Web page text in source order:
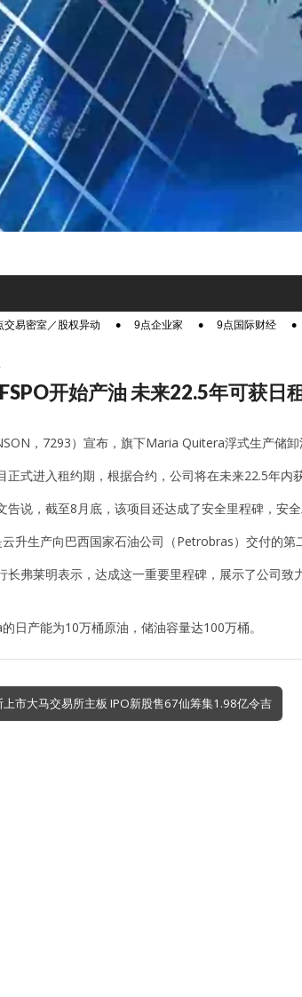
交易密室／股权异动 9点企业家 9点国际财经
开始产油 未来22.5年可获日
，7293）宣布，旗下Maria Quitera浮式生产储
正式进入租约期，根据合约，公司将在未来22.5年内
告说，截至8月底，该项目还达成了安全里程碑，安
升生产向巴西国家石油公司（Petrobras）交付的第
长弗莱明表示，达成这一重要里程碑，展示了公司
日产能为10万桶原油，储油容量达100万桶。
市大马交易所主板 IPO新股售67仙筹集1.98亿令吉